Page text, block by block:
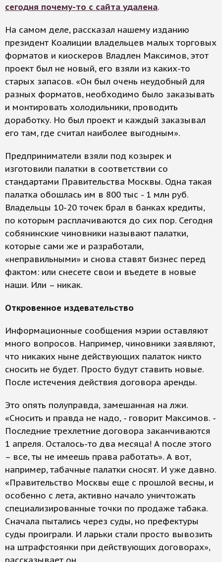
сегодня почему-то с сайта удалена.
На самом деле, рассказал нашему изданию
президент Коалиции владельцев малых торговых
форматов и киоскеров Владлен Максимов, этот
проект был не новый, его взяли из каких-то
старых запасов. «Он был очень неудобный для
разных форматов, необходимо было заказывать
и монтировать холодильники, проводить
доработку. Но был проект и каждый заказывал
его там, где считал наиболее выгодным».
Предприниматели взяли под козырек и
изготовили палатки в соответствии со
стандартами Правительства Москвы. Одна такая
палатка обошлась им в 800 тыс - 1 млн руб.
Владельцы 10-20 точек брал в банках кредиты,
по которым расплачиваются до сих пор. Сегодня
собянинские чиновники называют палатки,
которые сами же и разработали,
«неправильными» и снова ставят бизнес перед
фактом: или снесете свои и въедете в новые
наши. Или – никак.
Откровенное издевательство
Информационные сообщения мэрии оставляют
много вопросов. Например, чиновники заявляют,
что никаких ныне действующих палаток никто
сносить не будет. Просто будут ставить новые.
После истечения действия договора аренды.
Это опять полуправда, замешанная на лжи.
«Сносить и правда не надо, - говорит Максимов. -
Последние трехлетние договора заканчиваются
1 апреля. Осталось-то два месяца! А после этого
– все, ты не имеешь права работать». А вот,
например, табачные палатки сносят. И уже давно.
«Правительство Москвы еще с прошлой весны, и
особенно с лета, активно начало уничтожать
специализированные точки по продаже табака.
Сначала пытались через суды, но префектуры
суды проиграли. И ларьки стали просто вывозить
на штрафстоянки при действующих договорах»,